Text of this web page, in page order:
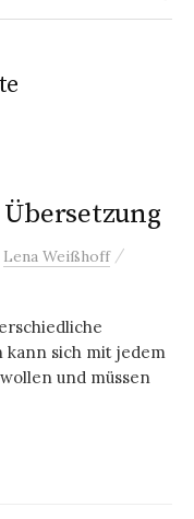
Lena Weißhoff /
kann sich mit jedem
und müssen